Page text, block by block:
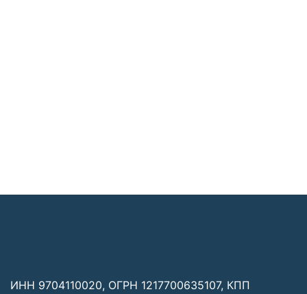
ИНН 9704110020, ОГРН 1217700635107, КПП